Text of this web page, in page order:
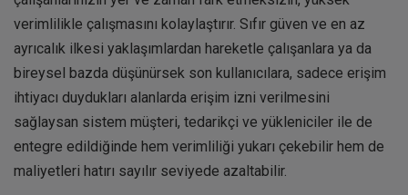
verimlilikle çalışmasını kolaylaştırır. Sıfır güven ve en az
ayrıcalık ilkesi yaklaşımlardan hareketle çalışanlara ya da
bireysel bazda düşünürsek son kullanıcılara, sadece erişim
ihtiyacı duydukları alanlarda erişim izni verilmesini
sağlaysan sistem müşteri, tedarikçi ve yükleniciler ile de
entegre edildiğinde hem verimliliği yukarı çekebilir hem de
maliyetleri hatırı sayılır seviyede azaltabilir.